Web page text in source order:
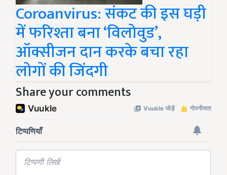
Coroanvirus: संकट की इस घड़ी
में फरिश्ता बना ‘विलोवुड’,
ऑक्सीजन दान करके बचा रहा
लोगों की जिंदगी
Share your comments